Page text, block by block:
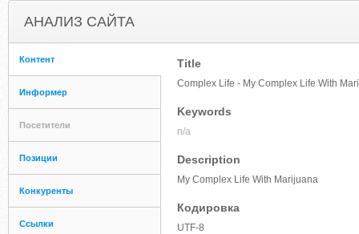
АНАЛИЗ САЙТА
Контент
Информер
Посетители
Позиции
Конкуренты
Ссылки
Title
Complex Life - My Complex Life With
Keywords
n/a
Description
My Complex Life With Marijuana
Кодировка
UTF-8